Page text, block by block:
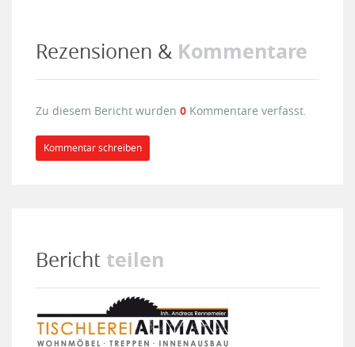
Rezensionen & Kommentare
Zu diesem Bericht wurden 0 Kommentare verfasst.
Kommentar schreiben
Bericht teilen